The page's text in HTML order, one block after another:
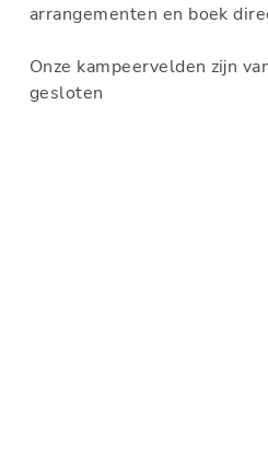
arrangementen en boek
Onze kampeervelden zijn
gesloten